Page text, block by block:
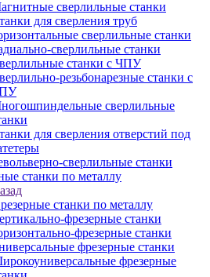
сверлильные станки
для сверления труб
сверлильные станки
сверлильные станки
станки с ЧПУ
резьбонарезные станки с
сверлильные
для сверления отверстий под
сверлильные станки
станки по металлу
станки по металлу
фрезерные станки
фрезерные станки
фрезерные станки
фрезерные